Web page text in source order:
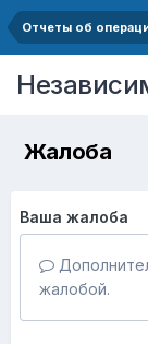
Отчеты об
Жалоба
Ваша жалоба
жалобой.